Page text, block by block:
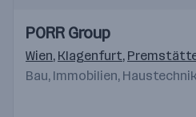
Videos
Einblicke
Einblicke
PORR Group
Wien, Klagenfurt,
Bau, Immobilien,